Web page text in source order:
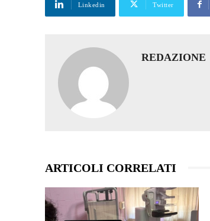
Linkedin Twitter
REDAZIONE
ARTICOLI CORRELATI